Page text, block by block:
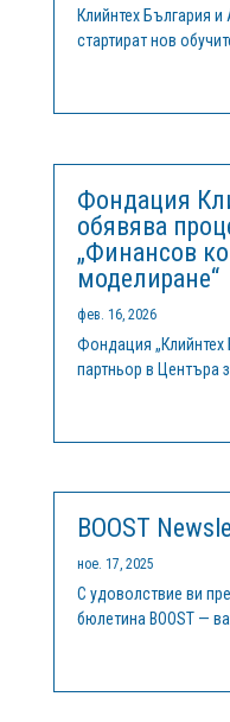
Клийнтех България
стартират нов
„Устойчивото
България“.
него, са свързани с
Фондация
обявява
„Финансов
моделиране“
фев. 16, 2026
Фондация „Клийнтех
партньор в Центъра
технологии за
отпадъци, енергия
финансиран по
BOOST
ное. 17, 2025
С удоволствие ви
бюлетина BOOST —
информация за това
областта на
Европа. В този брой